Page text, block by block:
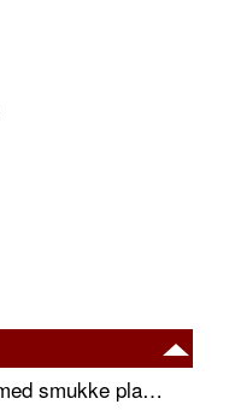
Skab en frodig udendørs oase med smukke plantekrukker og elegante espalier